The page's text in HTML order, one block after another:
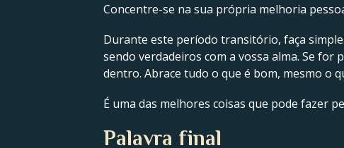
Concentre-se na sua própria melhoria
Durante este período transitório, faça
sendo verdadeiros com a vossa alma. Se
dentro. Abrace tudo o que é bom, mesmo o
É uma das melhores coisas que pode fazer
Palavra final